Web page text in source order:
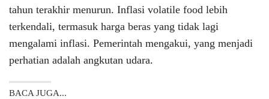
tahun terakhir menurun. Inflasi volatile food lebih
terkendali, termasuk harga beras yang tidak lagi
mengalami inflasi. Pemerintah mengakui, yang menjadi
perhatian adalah angkutan udara.
BACA JUGA...